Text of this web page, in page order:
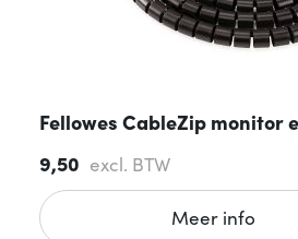
Fellowes CableZip monitor
9,50 excl. BTW
Meer info